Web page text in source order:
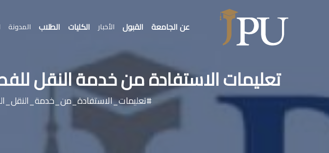
عن الجامعة القبول الأخبار الكليات الطلاب المدونة
تعليمات الاستفادة من خدمة النقل للفصل